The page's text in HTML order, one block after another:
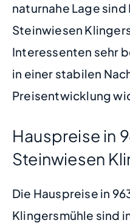
naturnahe Lage
Steinwiesen
Interessenten sehr
in einer stabilen
Preisentwicklung
Hauspreise in
Steinwiesen
Die Hauspreise in
Klingersmühle sind